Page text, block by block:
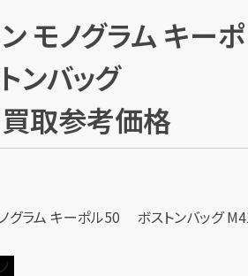
ン モノグラム キーポ
バッグ
取参考価格